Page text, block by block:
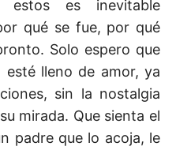
estos es inevitable
qué se fue, por qué
Solo espero que
lleno de amor, ya
sin la nostalgia
mirada. Que sienta el
padre que lo acoja, le